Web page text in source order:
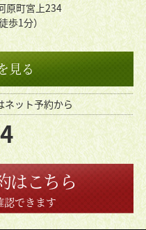
原町宮上234
歩1分）
見る
ネット予約から
はこちら
認できます